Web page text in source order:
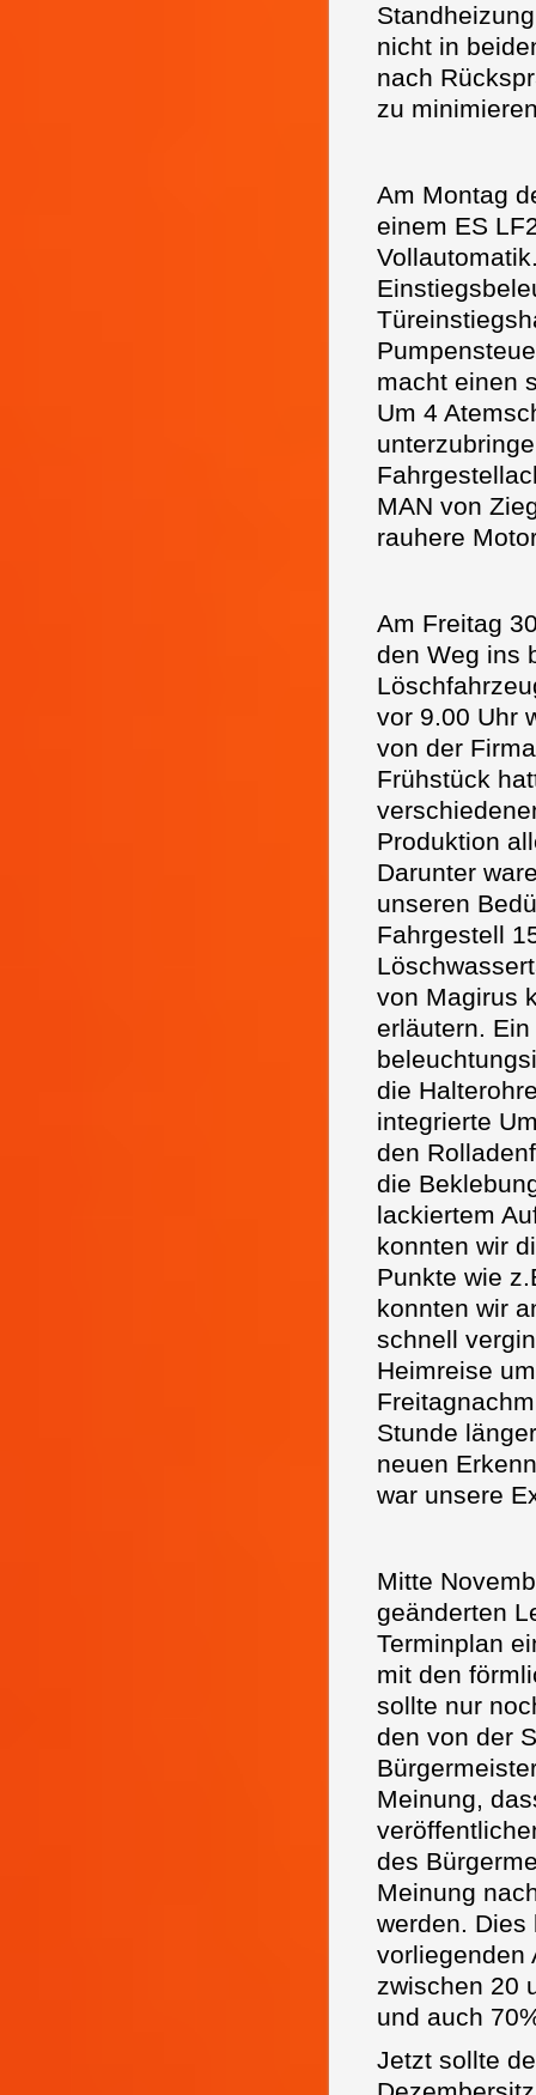
nicht in
nach
zu
Am Montag
einem ES
macht einen
Um 4
MAN von
rauhere
Am Freitag
den Weg ins
vor 9.00 Uhr
von der
Frühstück
Produktion
Darunter
unseren
Fahrgestell
von Magirus
erläutern.
die
integrierte
den
die
lackiertem
konnten wir
Punkte wie
konnten wir
schnell
Heimreise
Stunde
neuen
war unsere
Mitte
geänderten
Terminplan
mit den
sollte nur
den von der
Meinung,
des
Meinung
werden. Dies
vorliegenden
zwischen 20
und auch
Jetzt sollte